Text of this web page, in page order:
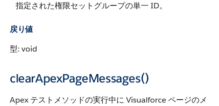
指定された権限セットグループの単一 ID。
戻り値
型: void
clearApexPageMessages()
Apex テストメソッドの実行中に Visualforce ページのメ